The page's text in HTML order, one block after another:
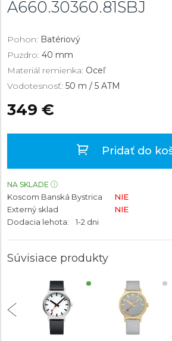
A660.30360.81SBJ
Pohon: Batériový
Puzdro: 40 mm
Materiál remienka: Oceľ
Vodotesnosť: 50 m / 5 ATM
349 €
Pridať do
NA SKLADE
Koscom Banská Bystrica
NIE
Externý sklad
NIE
Dodacia lehota:
1-2 dni
Súvisiace produkty